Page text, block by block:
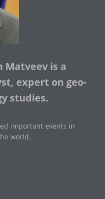
Matveev is a
expert on geo-
studies.
important events in
world.